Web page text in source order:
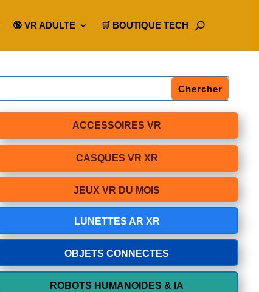
🔞 VR ADULTE 🛒 BOUTIQUE TECH
ACCESSOIRES VR
CASQUES VR XR
JEUX VR DU MOIS
LUNETTES AR XR
OBJETS CONNECTES
ROBOTS HUMANOIDES & IA